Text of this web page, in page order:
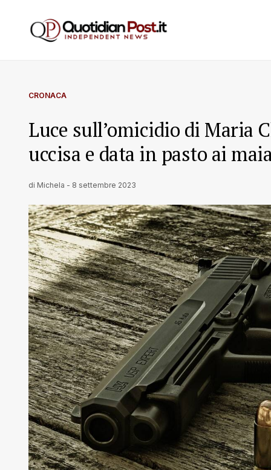
CRONACA
Luce sull’omicidio di Maria
uccisa e data in pasto ai
di Michela - 8 settembre 2023